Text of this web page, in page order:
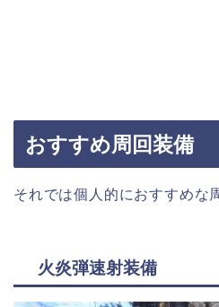
おすすめ周回装備
それでは個人的におすすめな
火炎弾速射装備